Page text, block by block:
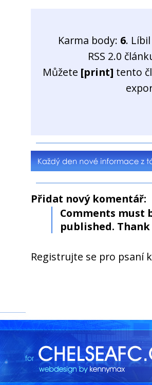
Karma body: 6.
RSS 2.0
Můžete [print] tento
Přidat nový komentář:
Comments must
published. Thank
Registrujte se pro psaní